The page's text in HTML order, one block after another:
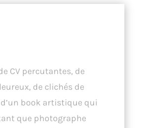
CV percutantes, de
de clichés de
book artistique qui
que photographe